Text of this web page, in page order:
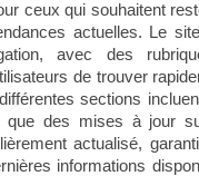
ceux qui souhaitent
actuelles. Le
avec des
de trouver
sections
que des mises à jour
actualisé,
informations